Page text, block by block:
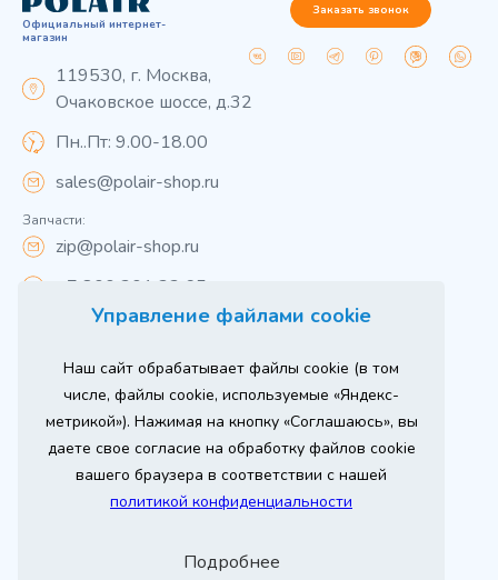
Управление файлами cookie
Наш сайт обрабатывает файлы cookie (в том
числе, файлы cookie, используемые «Яндекс-
метрикой»). Нажимая на кнопку «Соглашаюсь», вы
даете свое согласие на обработку файлов cookie
вашего браузера в соответствии с нашей
политикой конфиденциальности
Подробнее
Официальный интернет-
магазин
119530, г. Москва,
Очаковское шоссе, д.32
Пн..Пт: 9.00-18.00
sales@polair-shop.ru
Запчасти:
zip@polair-shop.ru
+7 800 301 33 65
Заказать звонок
Вся информация на сайте о товарах носит
справочный характер и не является публичной
офертой в соответствии с пунктом 2 статьи 437 ГК РФ.
Для получения подробной информации о наличии и
стоимости указанных товаров и (или) услуг,
пожалуйста, обращайтесь к менеджеру сайта по
телефону
При использовании материалов сайта ссылка
Продвижение сайта
Оставь заявку